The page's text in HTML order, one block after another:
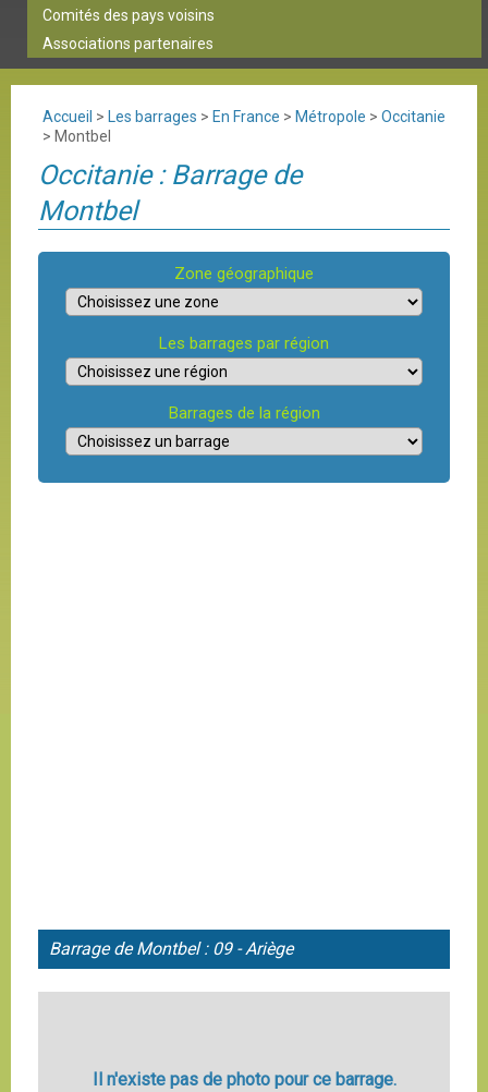
Comités des pays voisins
Associations partenaires
Accueil > Les barrages > En France > Métropole > Occitanie
> Montbel
Occitanie : Barrage de
Montbel
Zone géographique
Les barrages par région
Barrages de la région
Barrage deMontbel : 09 - Ariège
Il n'existe pas de photo pour ce barrage.